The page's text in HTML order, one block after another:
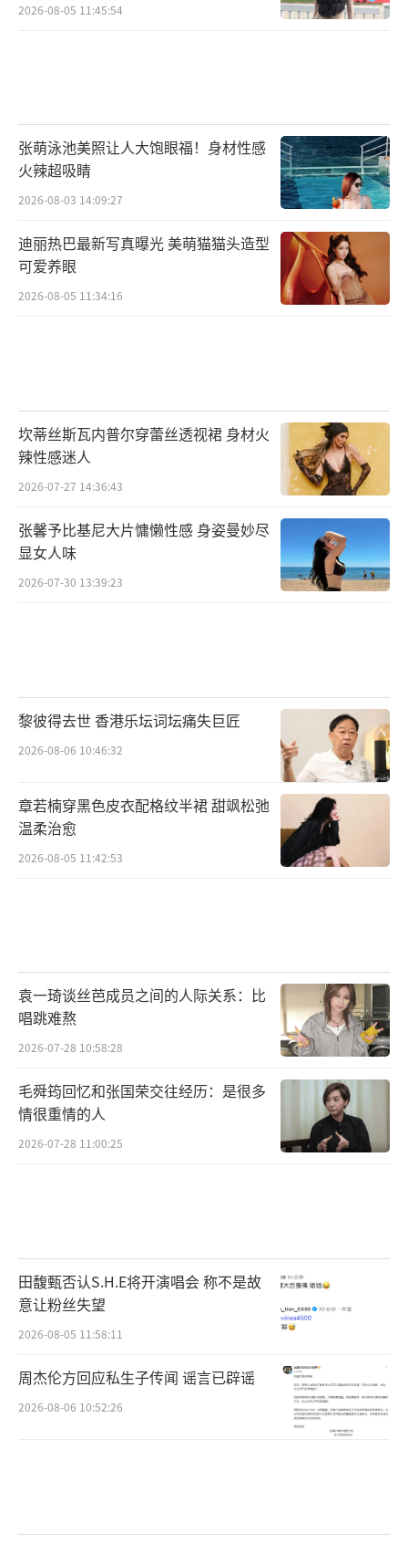
2026-08-05 11:45:54
张萌泳池美照让人大饱眼福！身材性感
火辣超吸睛
2026-08-03 14:09:27
迪丽热巴最新写真曝光 美萌猫猫头造型
可爱养眼
2026-08-05 11:34:16
坎蒂丝斯瓦内普尔穿蕾丝透视裙 身材火
辣性感迷人
2026-07-27 14:36:43
张馨予比基尼大片慵懒性感 身姿曼妙尽
显女人味
2026-07-30 13:39:23
黎彼得去世 香港乐坛词坛痛失巨匠
2026-08-06 10:46:32
章若楠穿黑色皮衣配格纹半裙 甜飒松弛
温柔治愈
2026-08-05 11:42:53
袁一琦谈丝芭成员之间的人际关系：比
唱跳难熬
2026-07-28 10:58:28
毛舜筠回忆和张国荣交往经历：是很多
情很重情的人
2026-07-28 11:00:25
田馥甄否认S.H.E将开演唱会 称不是故
意让粉丝失望
2026-08-05 11:58:11
周杰伦方回应私生子传闻 谣言已辟谣
2026-08-06 10:52:26